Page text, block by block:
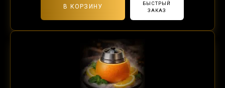
В КОРЗИНУ
БЫСТРЫЙ
ЗАКАЗ